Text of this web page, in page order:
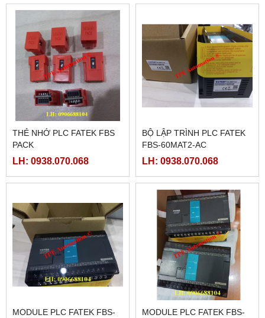
THẺ NHỚ PLC FATEK FBS
PACK
LH: 0938.070.068
BỘ LẬP TRÌNH PLC FATEK
FBS-60MAT2-AC
LH: 0938.070.068
MODULE PLC FATEK FBS-
MODULE PLC FATEK FBS-